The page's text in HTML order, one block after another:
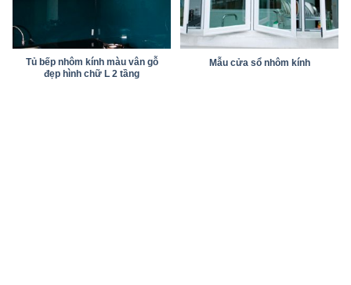
Tủ bếp nhôm kính màu vân gỗ
đẹp hình chữ L 2 tầng
Mẫu cửa sổ nhôm kính